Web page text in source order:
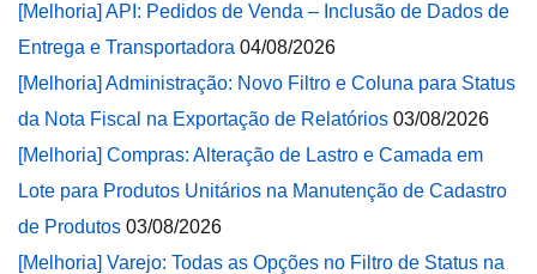
[Melhoria] API: Pedidos de Venda – Inclusão de Dados de
Entrega e Transportadora 04/08/2026
[Melhoria] Administração: Novo Filtro e Coluna para Status
da Nota Fiscal na Exportação de Relatórios 03/08/2026
[Melhoria] Compras: Alteração de Lastro e Camada em
Lote para Produtos Unitários na Manutenção de Cadastro
de Produtos 03/08/2026
[Melhoria] Varejo: Todas as Opções no Filtro de Status na